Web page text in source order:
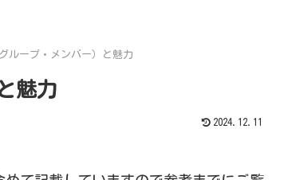
ループ・メンバー）と魅力
魅力
2024.12.11